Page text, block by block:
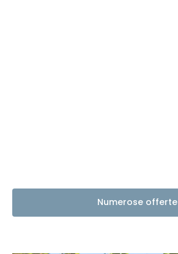
Numerose offerte